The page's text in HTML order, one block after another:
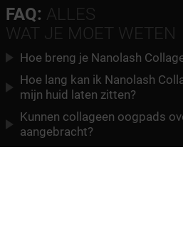
FAQ: ALLES
WAT JE MOET WETEN
Hoe breng je Nanolash
Hoe lang kan ik Nanolash
mijn huid laten zitten?
Kunnen collageen oogpads
aangebracht?